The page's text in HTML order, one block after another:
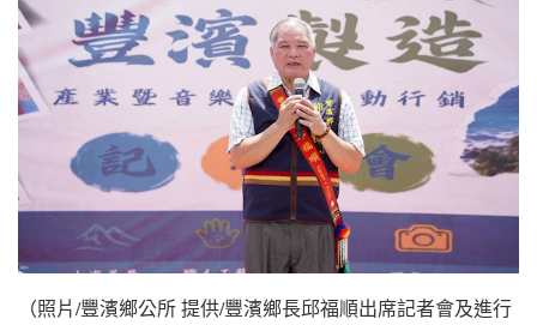
（照片/豐濱鄉公所 提供/豐濱鄉長邱福順出席記者會及進行